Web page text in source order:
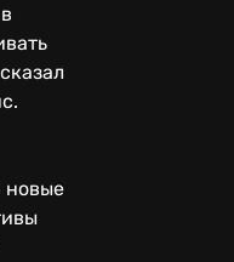
новые